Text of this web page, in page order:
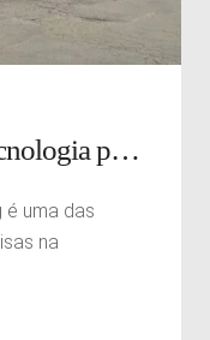
Vacuum Forming: A Tecnologia por Trás da Personalização em Plásticos
é uma das
na